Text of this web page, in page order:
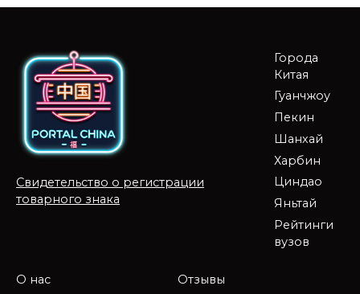
Свидетельство о регистрации
товарного знака
Города
Китая
Гуанчжоу
Пекин
Шанхай
Харбин
Циндао
Яньтай
Рейтинги
вузов
О нас
Отзывы